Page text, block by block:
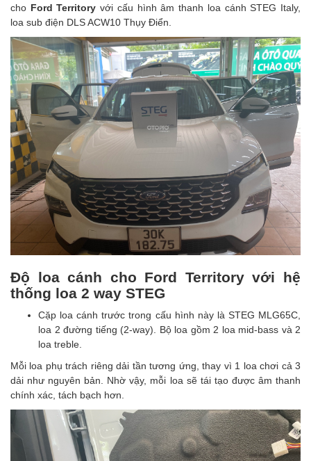
cho Ford Territory với cấu hình âm thanh loa cánh STEG Italy,
loa sub điện DLS ACW10 Thụy Điển.
Độ loa cánh cho Ford Territory với hệ
thống loa 2 way STEG
Cặp loa cánh trước trong cấu hình này là STEG MLG65C,
loa 2 đường tiếng (2-way). Bộ loa gồm 2 loa mid-bass và 2
loa treble.
Mỗi loa phụ trách riêng dải tần tương ứng, thay vì 1 loa chơi cả 3
dải như nguyên bản. Nhờ vậy, mỗi loa sẽ tái tạo được âm thanh
chính xác, tách bạch hơn.